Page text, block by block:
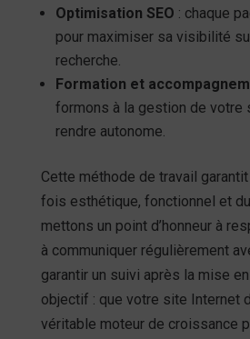
Optimisation SEO : chaque
pour maximiser sa visibilité
recherche.
Formation et
formons à la gestion de votre
rendre autonome.
Cette méthode de travail
fois esthétique, fonctionnel et
mettons un point d’honneur à
à communiquer régulièrement
garantir un suivi après la mise
objectif : que votre site Internet
véritable moteur de croissance